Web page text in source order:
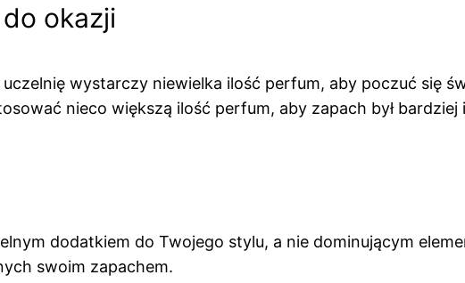
okazji
wystarczy niewielka ilość perfum, aby poczuć się
nieco większą ilość perfum, aby zapach był bardziej
dodatkiem do Twojego stylu, a nie dominującym
swoim zapachem.